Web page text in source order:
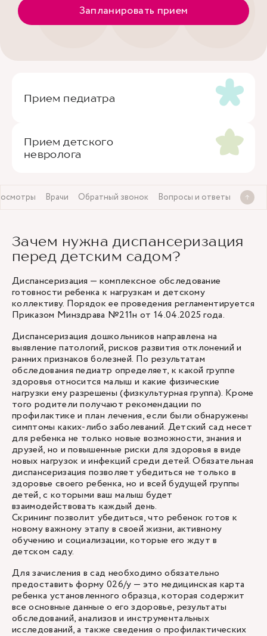
Запланировать прием
Прием педиатра
Прием детского
невролога
Врачи Обратный звонок Вопросы и ответы
Зачем нужна диспансеризация
перед детским садом?
Диспансеризация — комплексное обследование
готовности ребенка к нагрузкам и детскому
коллективу. Порядок ее проведения регламентируется
Приказом Минздрава №211н от 14.04.2025 года.
Диспансеризация дошкольников направлена на
выявление патологий, рисков развития отклонений и
ранних признаков болезней. По результатам
обследования педиатр определяет, к какой группе
здоровья относится малыш и какие физические
нагрузки ему разрешены (физкультурная группа). Кроме
того родители получают рекомендации по
профилактике и план лечения, если были обнаружены
симптомы каких-либо заболеваний. Детский сад несет
для ребенка не только новые возможности, знания и
друзей, но и повышенные риски для здоровья в виде
новых нагрузок и инфекций среди детей. Обязательная
диспансеризация позволяет убедиться не только в
здоровье своего ребенка, но и всей будущей группы
детей, с которыми ваш малыш будет
взаимодействовать каждый день.
Скрининг позволит убедиться, что ребенок готов к
новому важному этапу в своей жизни, активному
обучению и социализации, которые его ждут в
детском саду.
Для зачисления в сад необходимо обязательно
предоставить форму 026/у — это медицинская карта
ребенка установленного образца, которая содержит
все основные данные о его здоровье, результаты
обследований, анализов и инструментальных
исследований, а также сведения о профилактических